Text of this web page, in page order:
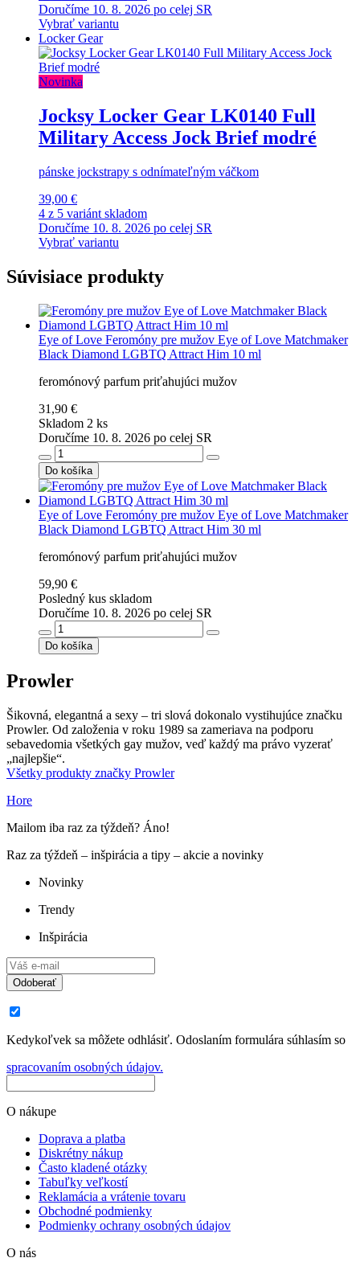
Doručíme 10. 8. 2026 po celej SR
Vybrať variantu
Locker Gear
Novinka
Jocksy Locker Gear LK0140 Full
Military Access Jock Brief modré
pánske jockstrapy s odnímateľným váčkom
39,00 €
4 z 5 variánt skladom
Doručíme 10. 8. 2026 po celej SR
Vybrať variantu
Súvisiace produkty
Eye of Love Feromóny pre mužov Eye of Love Matchmaker
Black Diamond LGBTQ Attract Him 10 ml
feromónový parfum priťahujúci mužov
31,90 €
Skladom 2 ks
Doručíme 10. 8. 2026 po celej SR
Do košíka
Eye of Love Feromóny pre mužov Eye of Love Matchmaker
Black Diamond LGBTQ Attract Him 30 ml
feromónový parfum priťahujúci mužov
59,90 €
Posledný kus skladom
Doručíme 10. 8. 2026 po celej SR
Do košíka
Prowler
Šikovná, elegantná a sexy – tri slová dokonalo vystihujúce značku
Prowler. Od založenia v roku 1989 sa zameriava na podporu
sebavedomia všetkých gay mužov, veď každý ma právo vyzerať
„najlepšie“.
Všetky produkty značky Prowler
Hore
Mailom iba raz za týždeň? Áno!
Raz za týždeň – inšpirácia a tipy – akcie a novinky
Novinky
Trendy
Inšpirácia
Odoberať
Kedykoľvek sa môžete odhlásiť. Odoslaním formulára súhlasím so
spracovaním osobných údajov.
O nákupe
Doprava a platba
Diskrétny nákup
Často kladené otázky
Tabuľky veľkostí
Reklamácia a vrátenie tovaru
Obchodné podmienky
Podmienky ochrany osobných údajov
O nás